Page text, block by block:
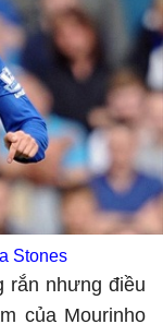
Stones
rắn nhưng điều
của Mourinho